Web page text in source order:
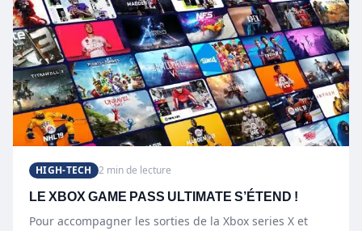
HIGH-TECH 2 min de lecture
LE XBOX GAME PASS ULTIMATE S’ÉTEND !
Pour accompagner les sorties de la Xbox series X et